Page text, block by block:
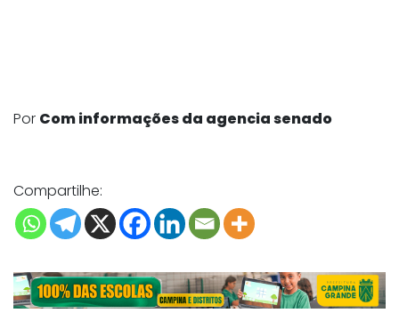
Por Com informações da agencia senado
Compartilhe: